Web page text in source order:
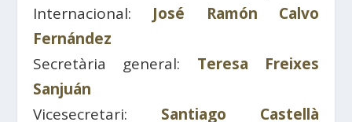
Internacional: José Ramón Calvo
Fernández
Secretària general: Teresa Freixes
Sanjuán
Vicesecretari: Santiago Castellà